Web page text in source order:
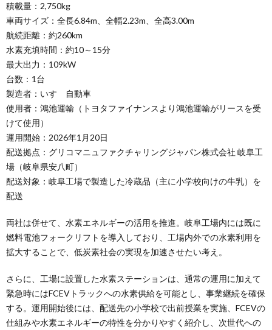
積載量：2,750kg
車両サイズ：全長6.84m、全幅2.23m、全高3.00m
航続距離：約260km
水素充填時間：約10～15分
最大出力：109kW
台数：1台
製造者：いすゞ自動車
使用者：鴻池運輸（トヨタファイナンスより鴻池運輸がリースを受
けて使用）
運用開始：2026年1月20日
配送拠点：グリコマニュファクチャリングジャパン株式会社 岐阜工
場（岐阜県安八町）
配送対象：岐阜工場で製造した冷蔵品（主に小学校向けの牛乳）を
配送
両社は併せて、水素エネルギーの活用を推進。岐阜工場内には既に
燃料電池フォークリフトを導入しており、工場内外での水素利用を
拡大することで、低炭素社会の実現を加速させたい考え。
さらに、工場に設置した水素ステーションは、通常の運用に加えて
緊急時にはFCEVトラックへの水素供給を可能とし、事業継続を確保
する。運用開始後には、配送先の小学校で出前授業を実施、FCEVの
仕組みや水素エネルギーの特性を分かりやすく紹介し、次世代への